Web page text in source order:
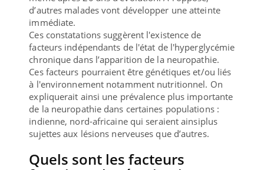
d’autres malades vont développer une atteinte
immédiate.
Ces constatations suggèrent l'existence de
facteurs indépendants de l'état de l'hyperglycémie
chronique dans l’apparition de la neuropathie.
Ces facteurs pourraient être génétiques et/ou liés
à l'environnement notamment nutritionnel. On
expliquerait ainsi une prévalence plus importante
de la neuropathie dans certaines populations :
indienne, nord-africaine qui seraient ainsiplus
sujettes aux lésions nerveuses que d’autres.
Quels sont les facteurs